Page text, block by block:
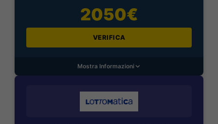
2050€
VERIFICA
Mostra Informazioni